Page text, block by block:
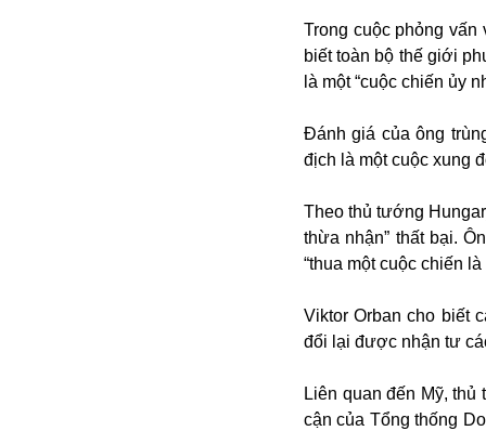
Trong cuộc phỏng
biết toàn bộ thế giới
là một “cuộc chiến ủy
Đánh giá của ông
địch là một cuộc xung
Theo thủ tướng
thừa nhận” thất bại.
“thua một cuộc chiến
Viktor Orban cho biết
đổi lại được nhận tư
Liên quan đến Mỹ,
cận của Tổng thống